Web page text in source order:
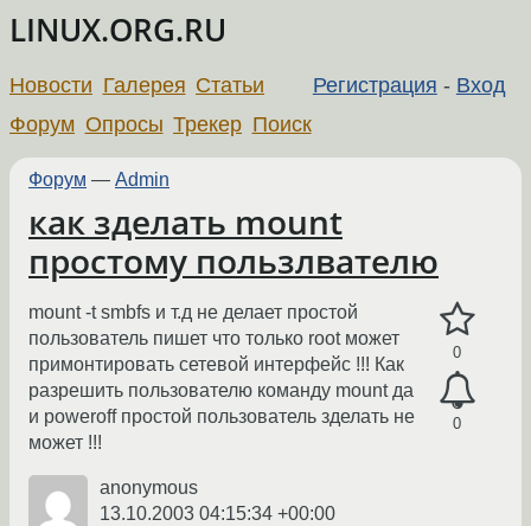
LINUX.ORG.RU
Регистрация - Вход
Новости Галерея Статьи
Форум Опросы Трекер Поиск
Форум — Admin
как зделать mount
простому пользлвателю
0
0
mount -t smbfs и т.д не делает простой
пользователь пишет что только root может
примонтировать сетевой интерфейс !!! Как
разрешить пользователю команду mount да
и poweroff простой пользователь зделать не
может !!!
anonymous
13.10.2003 04:15:34 +00:00